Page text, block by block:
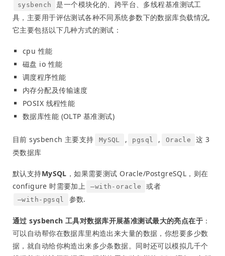
sysbench
是一个模块化的、跨平台、多线程基准测试工
具，主要用于评估测试各种不同系统参数下的数据库负载情况,
它主要包括以下几种方式的测试：
cpu 性能
磁盘 io 性能
调度程序性能
内存分配及传输速度
POSIX 线程性能
数据库性能 (OLTP 基准测试)
目前 sysbench 主要支持 MySQL , pgsql , Oracle
这 3
类数据库
默认支持MySQL ，如果需要测试 Oracle/PostgreSQL，则在
configure 时需要加上
–with-oracle 或者
–with-pgsql 参数.
通过 sysbench 工具对数据库开展基准测试最大的亮点在于 ：
可以自动帮你在数据库里构造出来大量的数据，你想要多少数
据，就自动给你构造出来多少条数据。同时还可以模拟几千个